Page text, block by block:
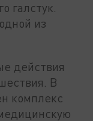
галстук.
из
действия
В
комплекс